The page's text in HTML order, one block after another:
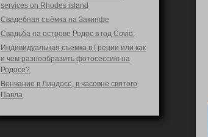
services on Rhodes island
Свадебная съёмка на Закинфе
Свадьба на острове Родос в год Covid.
Индивидуальная съемка в Греции или как
и чем разнообразить фотосессию на
Родосе?
Венчание в Линдосе, в часовне святого
Павла